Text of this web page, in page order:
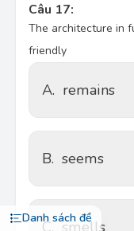
Danh sách đề
Câu 17:
The architecture in
friendly
A. remains
B. seems
C.smells